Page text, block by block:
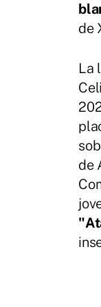
de
La
de